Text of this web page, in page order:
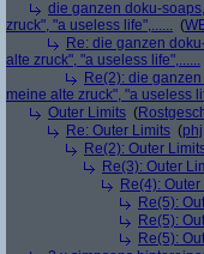
die ganzen doku-
zruck", "a useless life",...... (
Re: die ganzen
alte zruck", "a useless life",......
Re(2): die
meine alte zruck", "a useless
Outer Limits (
Re: Outer Limits (phj
Re(2): Outer
Re(3): Outer
Re(4):
Re(5):
Re(5):
Re(5):